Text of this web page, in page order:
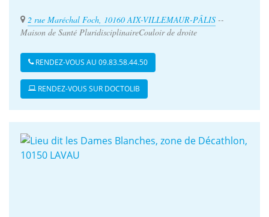
2 rue Maréchal Foch, 10160 AIX-VILLEMAUR-PÂLIS --
Maison de Santé PluridisciplinaireCouloir de droite
RENDEZ-VOUS AU 09.83.58.44.50
RENDEZ-VOUS SUR DOCTOLIB